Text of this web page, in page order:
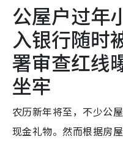
公屋户过年
入银行随时
署审查红线
坐牢
农历新年将至，不少公
现金礼物。然而根据房